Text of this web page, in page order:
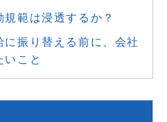
範は浸透するか？
振り替える前に、会社
いこと